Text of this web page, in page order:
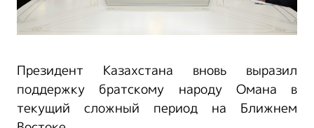
Президент Казахстана вновь выразил
поддержку братскому народу Омана в
текущий сложный период на Ближнем